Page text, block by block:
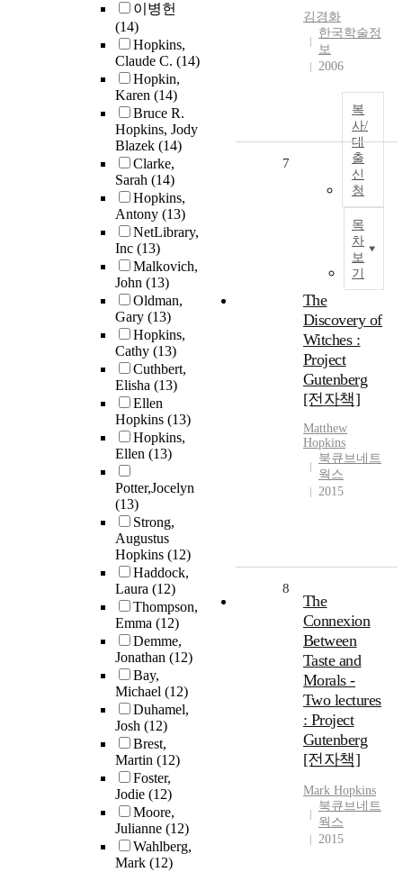
이병헌
(14)
Hopkins,
Claude C. (14)
Hopkin,
Karen (14)
Bruce R.
Hopkins, Jody
Blazek (14)
Clarke,
Sarah (14)
Hopkins,
Antony (13)
NetLibrary,
Inc (13)
Malkovich,
John (13)
Oldman,
Gary (13)
Hopkins,
Cathy (13)
Cuthbert,
Elisha (13)
Ellen
Hopkins (13)
Hopkins,
Ellen (13)
Potter,Jocelyn
(13)
Strong,
Augustus
Hopkins (12)
Haddock,
Laura (12)
Thompson,
Emma (12)
Demme,
Jonathan (12)
Bay,
Michael (12)
Duhamel,
Josh (12)
Brest,
Martin (12)
Foster,
Jodie (12)
Moore,
Julianne (12)
Wahlberg,
Mark (12)
김경화
한국학술정
보
2006
복
사/
대
출
신
청
목
차
보
기
7
The
Discovery of
Witches :
Project
Gutenberg
[전자책]
Matthew
Hopkins
북큐브네트
웍스
2015
8
The
Connexion
Between
Taste and
Morals -
Two lectures
: Project
Gutenberg
[전자책]
Mark Hopkins
북큐브네트
웍스
2015